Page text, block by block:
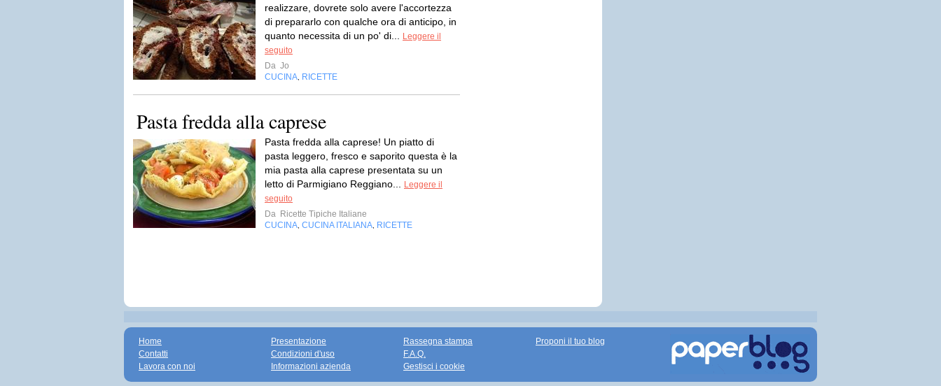
realizzare, dovrete solo avere l'accortezza
di prepararlo con qualche ora di anticipo, in
quanto necessita di un po' di...
Leggere il
seguito
Da Jo
CUCINA RICETTE
Pasta fredda alla caprese
Pasta fredda alla caprese! Un piatto di
pasta leggero, fresco e saporito questa è la
mia pasta alla caprese presentata su un
letto di Parmigiano Reggiano...
Leggere il
seguito
Da Ricette Tipiche Italiane
CUCINA CUCINA ITALIANA RICETTE
Home
Contatti
Lavora con noi
Presentazione
Condizioni d'uso
Informazioni azienda
Rassegna stampa
F.A.Q.
Gestisci i cookie
Proponi il tuo blog